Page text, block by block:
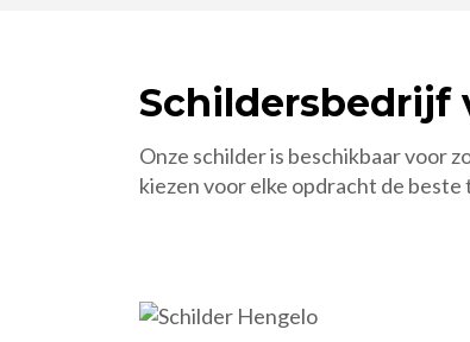
Schildersbedrijf
Onze schilder is beschikbaar voor
kiezen voor elke opdracht de beste